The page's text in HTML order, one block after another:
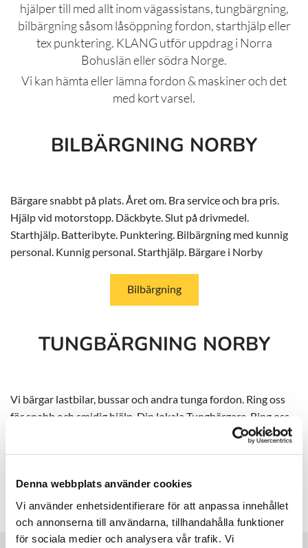
Denna webbplats använder cookies
Vi använder enhetsidentifierare för att anpassa innehållet
och annonserna till användarna, tillhandahålla funktioner
för sociala medier och analysera vår trafik. Vi
hjälper till med allt inom vägassistans, tungbärgning,
bilbärgning såsom låsöppning fordon, starthjälp eller
tex punktering. KLANG utför uppdrag i Norra
Bohuslän eller södra Norge.
Vi kan hämta eller lämna fordon & maskiner och det
med kort varsel.
BILBÄRGNING NORBY
Bärgare snabbt på plats. Året om. Bra service och bra pris.
Hjälp vid motorstopp. Däckbyte. Slut på drivmedel.
Starthjälp. Batteribyte. Punktering. Bilbärgning med kunnig
personal. Kunnig personal. Starthjälp. Bärgare i Norby
Bilbärgning
TUNGBÄRGNING NORBY
Vi bärgar lastbilar, bussar och andra tunga fordon. Ring oss
för snabb och smidig hjälp. Din lokala Tungbärgare. Ring oss
för snabb hjälp. Jour dygnet runt. Tjänster: Bilbärgning,
Tungbärgning
Bohusbärgarn - finns runtStrömstad &